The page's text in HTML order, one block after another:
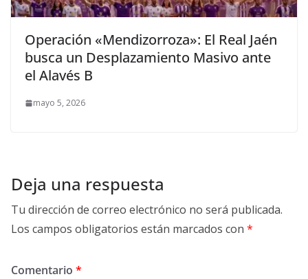
Operación «Mendizorroza»: El Real Jaén
busca un Desplazamiento Masivo ante
el Alavés B
mayo 5, 2026
Deja una respuesta
Tu dirección de correo electrónico no será publicada.
Los campos obligatorios están marcados con *
Comentario *